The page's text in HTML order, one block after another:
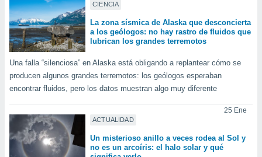
de que
sean
el sitio
se
para
o
aunque
CIENCIA
La zona sísmica de Alaska que desconcierta
a los geólogos: no hay rastro de fluidos que
lubrican los grandes terremotos
Una falla “silenciosa” en Alaska está obligando a replantear cómo se
producen algunos grandes terremotos: los geólogos esperaban
encontrar fluidos, pero los datos muestran algo muy diferente
ACTUALIDAD
25 Ene
Un misterioso anillo a veces rodea al Sol y
no es un arcoíris: el halo solar y qué